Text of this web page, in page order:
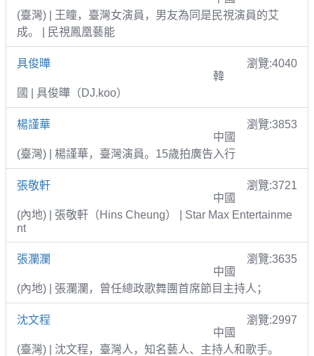
(臺灣) | 王瞳，臺灣女演員，男友為同是民視演員的艾
成。 | 民視鳳凰藝能
具俊曄
瀏覽:4040
韓
國 | 具俊曄（DJ.koo）
楊謹華
瀏覽:3853
中國
(臺灣) | 楊謹華，臺灣演員。15歲拍廣告入行
張敬軒
瀏覽:3721
中國
(內地) | 張敬軒（Hins Cheung） | Star Max Entertainme
nt
張瀾瀾
瀏覽:3635
中國
(內地) | 張瀾瀾，曾任總政歌舞團首席節目主持人；
沈文程
瀏覽:2997
中國
(臺灣) | 沈文程，臺灣人，知名藝人、主持人和歌手。